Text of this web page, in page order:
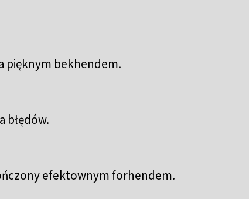
pięknym bekhendem.
błędów.
efektownym forhendem.